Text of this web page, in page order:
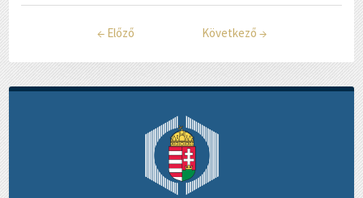
← Előző Következő →